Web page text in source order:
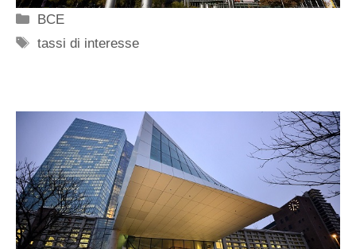
Categorie
BCE
Tag
tassi di interesse